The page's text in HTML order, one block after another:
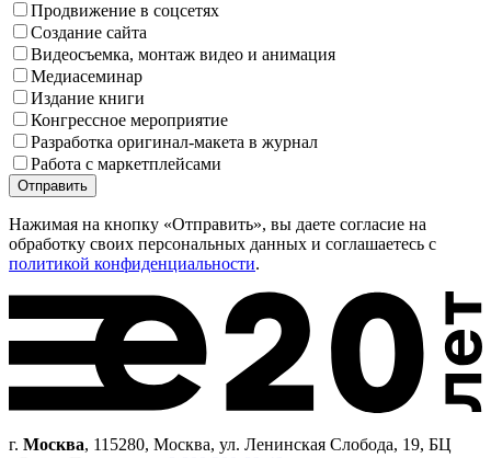
Продвижение в соцсетях
Создание сайта
Видеосъемка, монтаж видео и анимация
Медиа­семинар
Издание книги
Конгрессное мероприятие
Разработка оригинал-макета в журнал
Работа с маркетплейсами
Нажимая на кнопку «Отправить», вы даете согласие на
обработку своих персональных данных и соглашаетесь с
политикой конфиденциальности.
г. Москва, 115280, Москва, ул. Ленинская Слобода, 19, БЦ